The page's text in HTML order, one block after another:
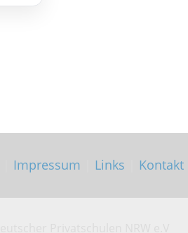
Impressum Links Kontakt